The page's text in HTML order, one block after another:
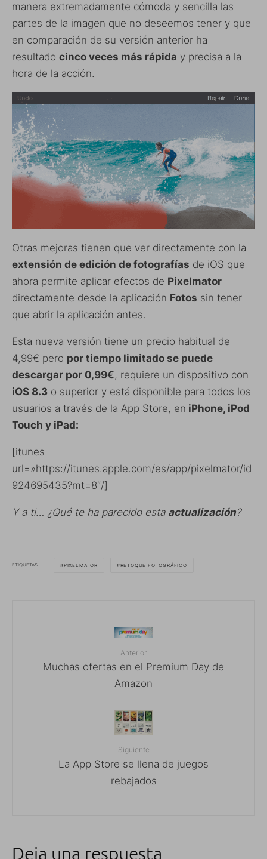
manera extremadamente cómoda y sencilla las
partes de la imagen que no deseemos tener y que
en comparación de su versión anterior ha
resultado cinco veces más rápida y precisa a la
hora de la acción.
Otras mejoras tienen que ver directamente con la
extensión de edición de fotografías de iOS que
ahora permite aplicar efectos de Pixelmator
directamente desde la aplicación Fotos sin tener
que abrir la aplicación antes.
Esta nueva versión tiene un precio habitual de
4,99€ pero por tiempo limitado se puede
descargar por 0,99€, requiere un dispositivo con
iOS 8.3 o superior y está disponible para todos los
usuarios a través de la App Store, en iPhone, iPod
Touch y iPad:
[itunes
url=»https://itunes.apple.com/es/app/pixelmator/id
924695435?mt=8″/]
Y a ti… ¿Qué te ha parecido esta actualización?
ETIQUETAS PIXELMATOR RETOQUE FOTOGRÁFICO
Anterior
Muchas ofertas en el Premium Day de
Amazon
Siguiente
La App Store se llena de juegos
rebajados
Deja una respuesta